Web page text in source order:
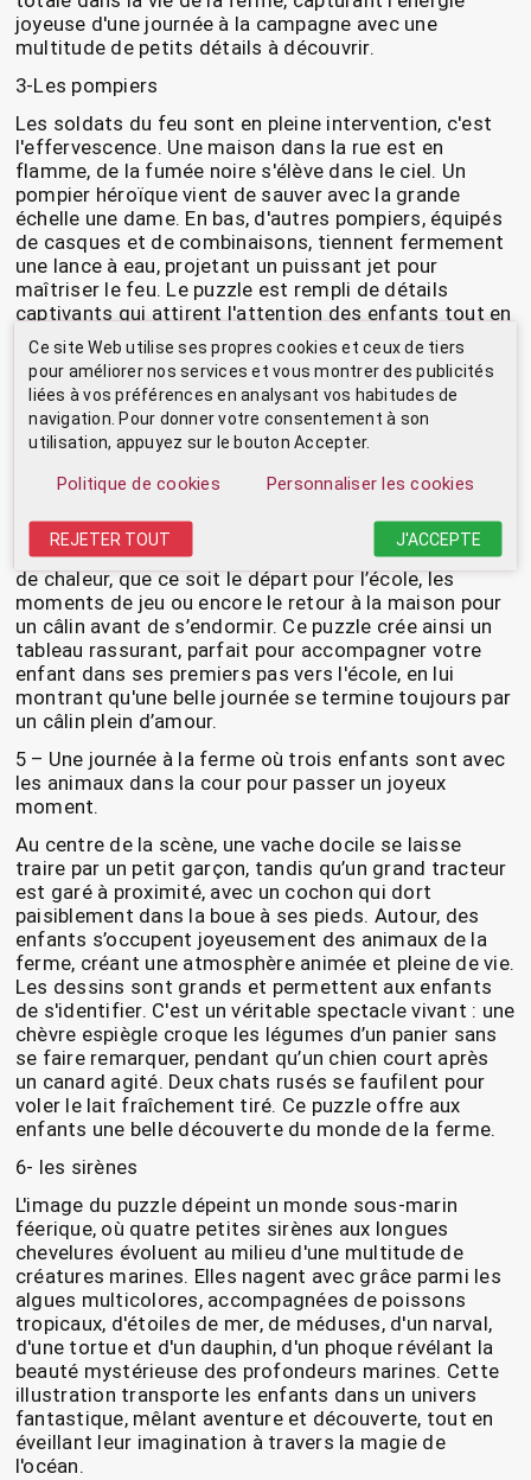
joyeuse d'une journée à la campagne avec une
multitude de petits détails à découvrir.
3-Les pompiers
Les soldats du feu sont en pleine intervention, c'est
l'effervescence. Une maison dans la rue est en
flamme, de la fumée noire s'élève dans le ciel. Un
pompier héroïque vient de sauver avec la grande
échelle une dame. En bas, d'autres pompiers, équipés
de casques et de combinaisons, tiennent fermement
une lance à eau, projetant un puissant jet pour
maîtriser le feu. Le puzzle est rempli de détails
captivants qui attirent l'attention des enfants tout en
mettant en valeur l’importance des pompiers.
4-Les petits rituels journaliers d'une adorable famille
lapin.
Ce puzzle, structuré en trois bandes, illustre avec
lapin qui part à l'école. Par cette mise en scène
ses premières journées d'école, du réveil joyeux au
coucher réconfortant. Chaque moment est empreint
de chaleur, que ce soit le départ pour l’école, les
moments de jeu ou encore le retour à la maison pour
un câlin avant de s’endormir. Ce puzzle crée ainsi un
tableau rassurant, parfait pour accompagner votre
enfant dans ses premiers pas vers l'école, en lui
montrant qu'une belle journée se termine toujours par
un câlin plein d’amour.
5 – Une journée à la ferme où trois enfants sont avec
les animaux dans la cour pour passer un joyeux
moment.
Au centre de la scène, une vache docile se laisse
traire par un petit garçon, tandis qu’un grand tracteur
est garé à proximité, avec un cochon qui dort
paisiblement dans la boue à ses pieds. Autour, des
enfants s’occupent joyeusement des animaux de la
ferme, créant une atmosphère animée et pleine de vie.
Les dessins sont grands et permettent aux enfants
de s'identifier. C'est un véritable spectacle vivant : une
chèvre espiègle croque les légumes d’un panier sans
se faire remarquer, pendant qu’un chien court après
un canard agité. Deux chats rusés se faufilent pour
voler le lait fraîchement tiré. Ce puzzle offre aux
enfants une belle découverte du monde de la ferme.
6- les sirènes
L'image du puzzle dépeint un monde sous-marin
féerique, où quatre petites sirènes aux longues
chevelures évoluent au milieu d'une multitude de
créatures marines. Elles nagent avec grâce parmi les
algues multicolores, accompagnées de poissons
tropicaux, d'étoiles de mer, de méduses, d'un narval,
d'une tortue et d'un dauphin, d'un phoque révélant la
beauté mystérieuse des profondeurs marines. Cette
illustration transporte les enfants dans un univers
fantastique, mêlant aventure et découverte, tout en
éveillant leur imagination à travers la magie de
l'océan.
Ce site Web utilise ses propres cookies et ceux de tiers
pour améliorer nos services et vous montrer des publicités
liées à vos préférences en analysant vos habitudes de
navigation. Pour donner votre consentement à son
utilisation, appuyez sur le bouton Accepter.
Politique de cookies Personnaliser les cookies
REJETER TOUT J'ACCEPTE